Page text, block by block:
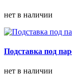
нет в наличии
Подставка под
нет в наличии